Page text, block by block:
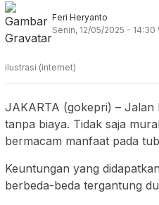
Feri Heryanto
Senin, 12/05/2025 - 14:30
ilustrasi (internet)
JAKARTA (gokepri) –
tanpa biaya. Tidak saja
bermacam manfaat pada
Keuntungan yang
berbeda-beda tergantung